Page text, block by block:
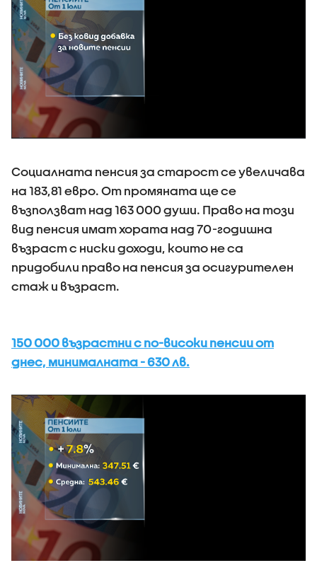
Социалната пенсия за старост се увеличава
на 183,81 евро. От промяната ще се
възползват над 163 000 души. Право на този
вид пенсия имат хората над 70-годишна
възраст с ниски доходи, които не са
придобили право на пенсия за осигурителен
стаж и възраст.
150 000 възрастни с по-високи пенсии от
днес, минималната - 630 лв.